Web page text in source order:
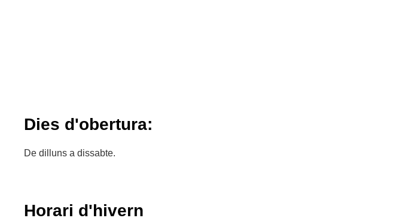
Dies d'obertura:
De dilluns a dissabte.
Horari d'hivern